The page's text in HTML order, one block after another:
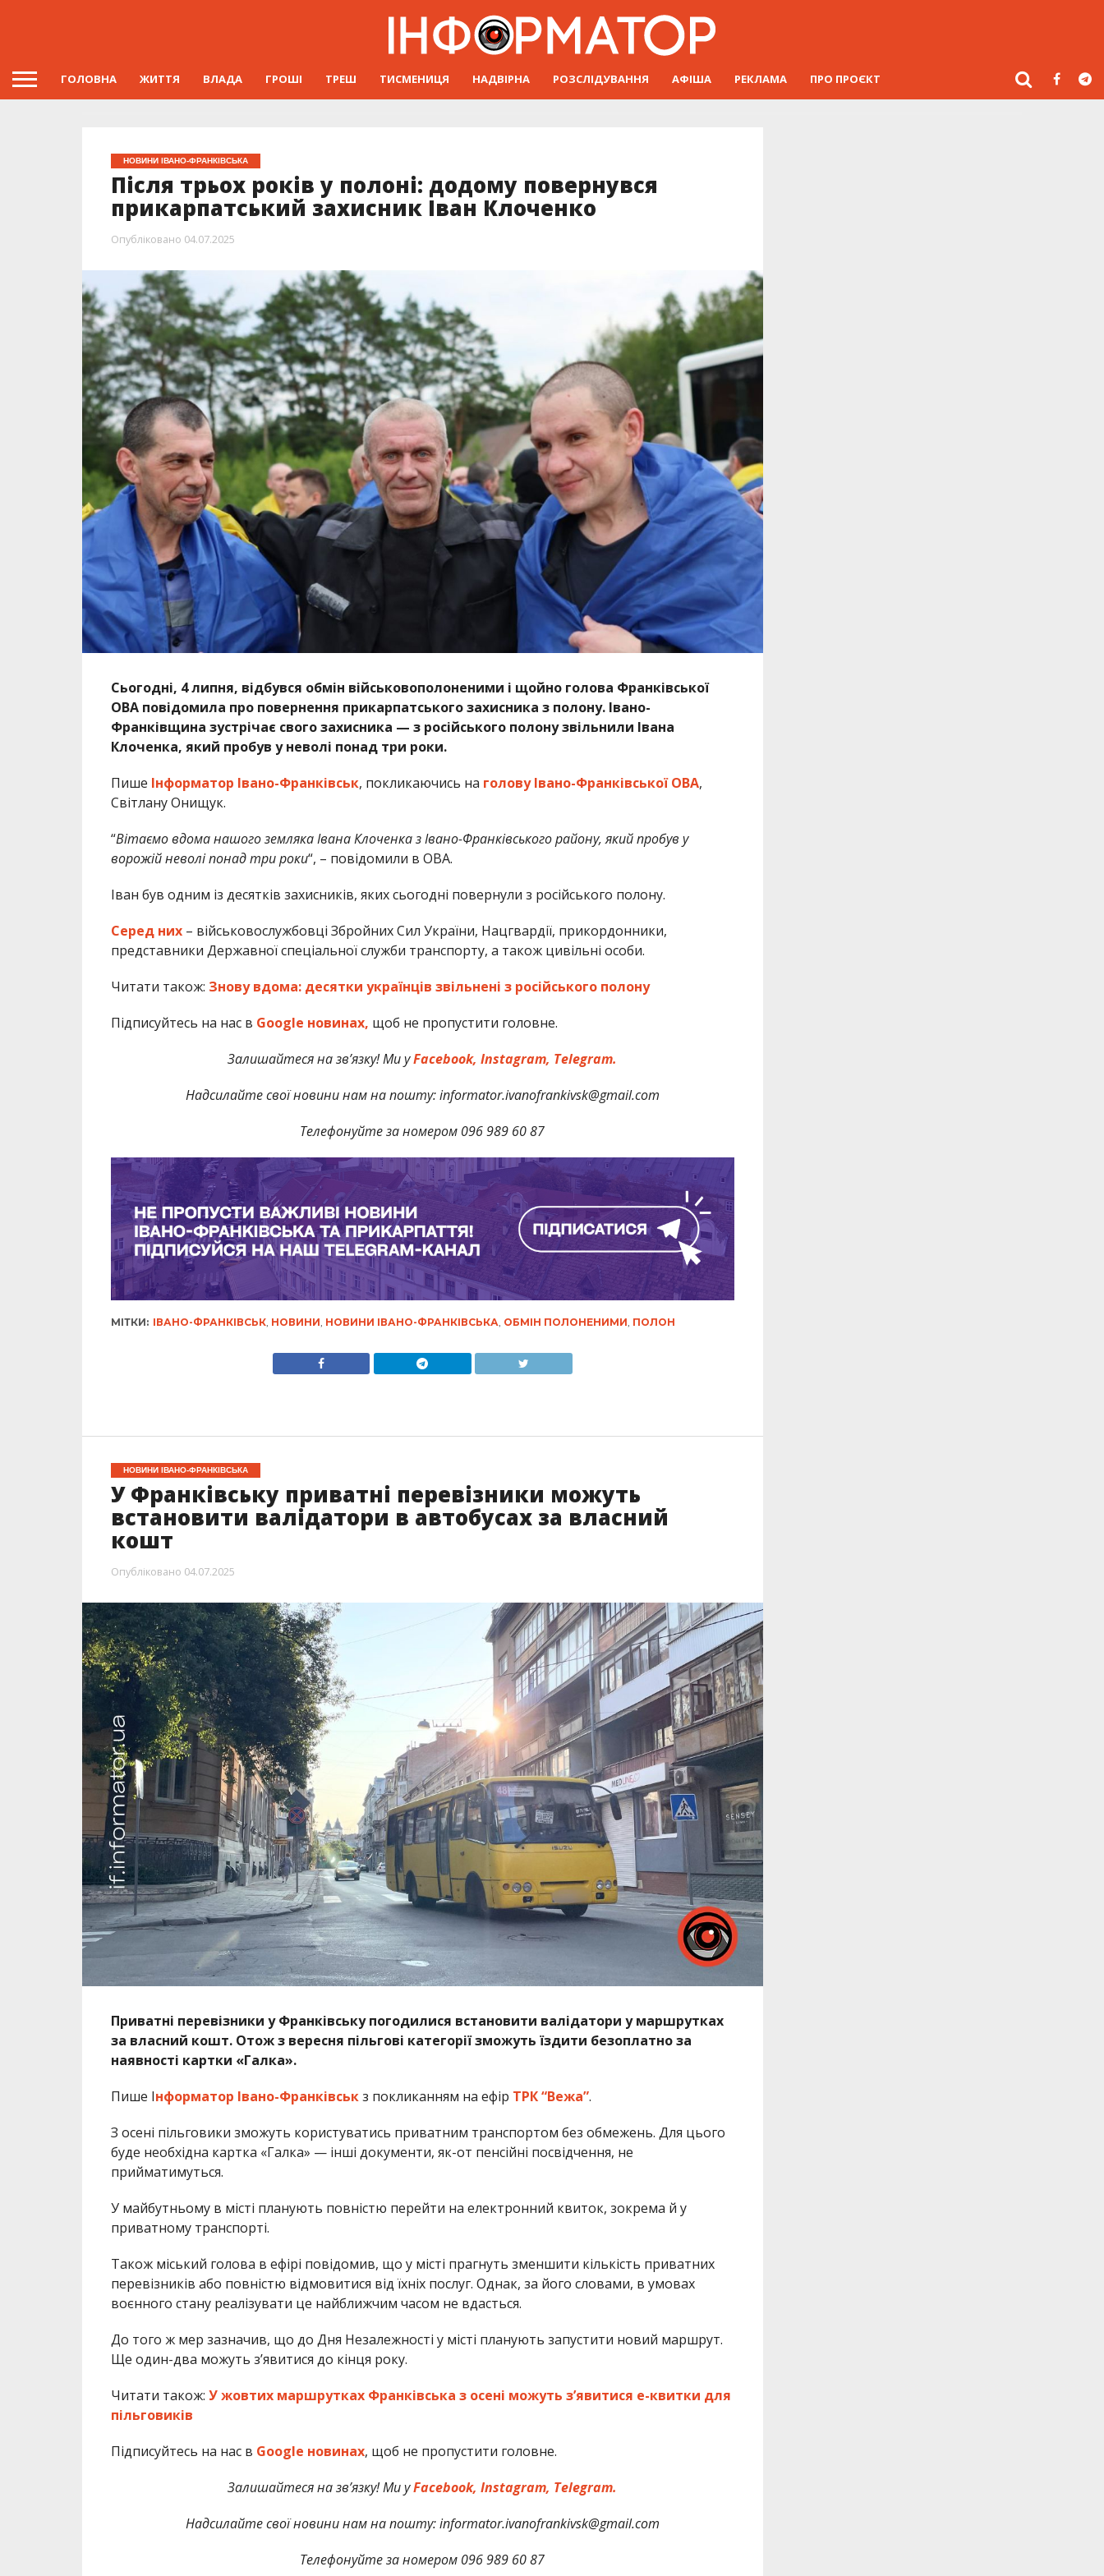
ГОЛОВНА ЖИТТЯ ВЛАДА ГРОШІ ТРЕШ ТИСМЕНИЦЯ НАДВІРНА РОЗСЛІДУВАННЯ АФІША РЕКЛАМА ПРО ПРОЄКТ
НОВИНИ ІВАНО-ФРАНКІВСЬКА
Після трьох років у полоні: додому повернувся
прикарпатський захисник Іван Клоченко
Опубліковано 04.07.2025
Сьогодні, 4 липня, відбувся обмін військовополоненими і щойно голова Франківської
ОВА повідомила про повернення прикарпатського захисника з полону. Івано-
Франківщина зустрічає свого захисника — з російського полону звільнили Івана
Клоченка, який пробув у неволі понад три роки.
Пише Інформатор Івано-Франківськ, покликаючись на голову Івано-Франківської ОВА,
Світлану Онищук.
“Вітаємо вдома нашого земляка Івана Клоченка з Івано-Франківського району, який пробув у
ворожій неволі понад три роки“, – повідомили в ОВА.
Іван був одним із десятків захисників, яких сьогодні повернули з російського полону.
Серед них– військовослужбовці Збройних Сил України, Нацгвардії, прикордонники,
представники Державної спеціальної служби транспорту, а також цивільні особи.
Читати також: Знову вдома: десятки українців звільнені з російського полону
Підписуйтесь на нас в Google новинах, щоб не пропустити головне.
Залишайтеся на зв’язку! Ми уFacebook, Instagram, Telegram.
Надсилайте свої новини нам на пошту: informator.ivanofrankivsk@gmail.com
Телефонуйте за номером 096 989 60 87
МІТКИ: ІВАНО-ФРАНКІВСЬК, НОВИНИ, НОВИНИ ІВАНО-ФРАНКІВСЬКА, ОБМІН ПОЛОНЕНИМИ, ПОЛОН
НОВИНИ ІВАНО-ФРАНКІВСЬКА
У Франківську приватні перевізники можуть
встановити валідатори в автобусах за власний
кошт
Опубліковано 04.07.2025
Приватні перевізники у Франківську погодилися встановити валідатори у маршрутках
за власний кошт. Отож з вересня пільгові категорії зможуть їздити безоплатно за
наявності картки «Галка».
Пише Інформатор Івано-Франківськз покликанням на ефір ТРК “Вежа”.
З осені пільговики зможуть користуватись приватним транспортом без обмежень. Для цього
буде необхідна картка «Галка» — інші документи, як-от пенсійні посвідчення, не
прийматимуться.
У майбутньому в місті планують повністю перейти на електронний квиток, зокрема й у
приватному транспорті.
Також міський голова в ефірі повідомив, що у місті прагнуть зменшити кількість приватних
перевізників або повністю відмовитися від їхніх послуг. Однак, за його словами, в умовах
воєнного стану реалізувати це найближчим часом не вдасться.
До того ж мер зазначив, що до Дня Незалежності у місті планують запустити новий маршрут.
Ще один-два можуть з’явитися до кінця року.
Читати також: У жовтих маршрутках Франківська з осені можуть з’явитися е-квитки для
пільговиків
Підписуйтесь на нас в Google новинах, щоб не пропустити головне.
Залишайтеся на зв’язку! Ми уFacebook, Instagram, Telegram.
Надсилайте свої новини нам на пошту: informator.ivanofrankivsk@gmail.com
Телефонуйте за номером 096 989 60 87